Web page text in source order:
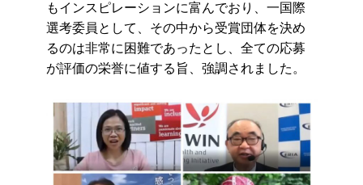
もインスピレーションに富んでおり、一国際
選考委員として、その中から受賞団体を決め
るのは非常に困難であったとし、全ての応募
が評価の栄誉に値する旨、強調されました。